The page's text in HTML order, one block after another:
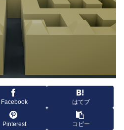
Facebook はてブ
Pinterest コピー